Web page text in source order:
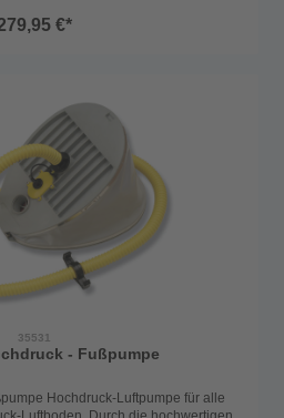
€*
35531
- Fußpumpe
Hochdruck-Luftpumpe für alle